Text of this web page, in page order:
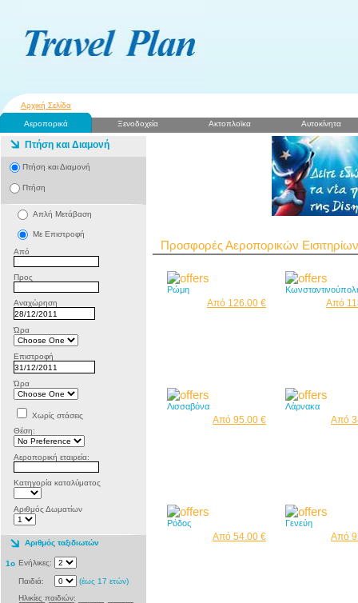
Αρχική Σελίδα
Αεροπορικά Ξενοδοχεία Ακτοπλοϊκα Αυτοκίνητα
Πτήση και Διαμονή
Πτήση και Διαμονή
Πτήση
Απλή Μετάβαση
Με Επιστροφή
Από
Προς
Αναχώρηση
Ώρα
Επιστροφή
Ώρα
Χωρίς στάσεις
Θέση:
Αεροπορική εταιρεία:
Κατηγορία καταλύματος
Αριθμός Δωματίων
Αριθμός ταξιδιωτών
1ο Ενήλικες:
Παιδιά:
(έως 17 ετών)
Ηλικίες παιδιών:
Προσφορές Αεροπορικών Εισιτηρίων
Ρώμη
Από 126.00 € Από
Λισσαβόνα
Από 95.00 €
Λάρνακα
Από
Ρόδος
Από 54.00 €
Γενεύη
Από